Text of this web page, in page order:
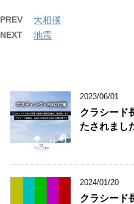
PREV 大相撲
NEXT 地震
2023/06/01
クラシード
たされまし
2024/01/20
クラシード